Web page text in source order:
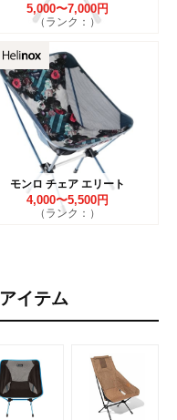
5,000〜7,000円
（ランク：）
モンロ チェア エリート
4,000〜5,500円
（ランク：）
イテム